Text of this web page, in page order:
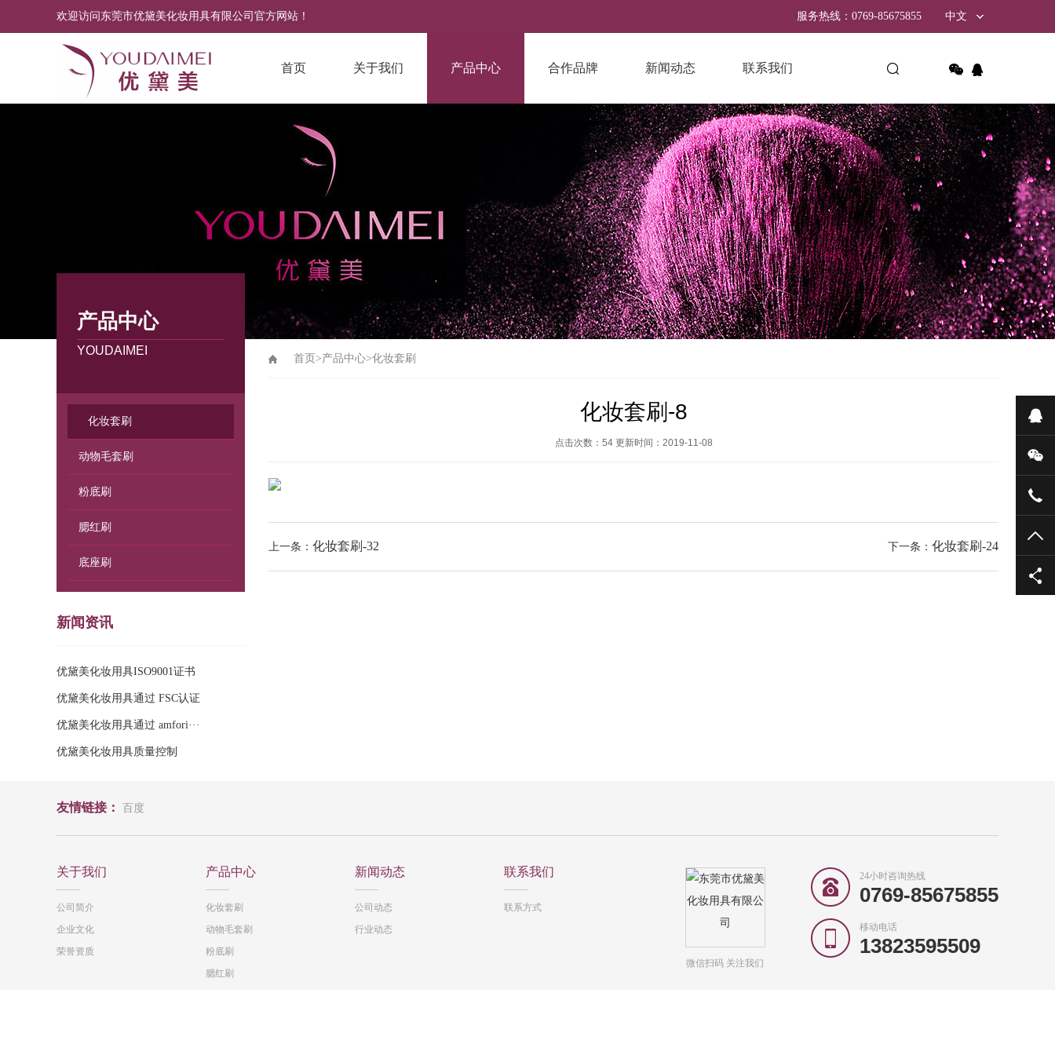
欢迎访问东莞市优黛美化妆用具有限公司官方网站！ 中文
服务热线：0769-85675855
首页 关于我们 产品中心 合作品牌 新闻动态 联系我们
产品中心
YOUDAIMEI
化妆套刷
动物毛套刷
粉底刷
腮红刷
底座刷
新闻资讯
优黛美化妆用具ISO9001证书
优黛美化妆用具通过 FSC认证
优黛美化妆用具通过 amfori···
优黛美化妆用具质量控制
首页 >产品中心>化妆套刷
化妆套刷-8
点击次数：54 更新时间：2019-11-08
上一条： 化妆套刷-32 下一条： 化妆套刷-24
友情链接： 百度
关于我们
公司简介
企业文化
荣誉资质
产品中心
化妆套刷
动物毛套刷
粉底刷
腮红刷
新闻动态
公司动态
行业动态
联系我们
联系方式
微信扫码 关注我们
24小时咨询热线
0769-85675855
移动电话
13823595509
在
微